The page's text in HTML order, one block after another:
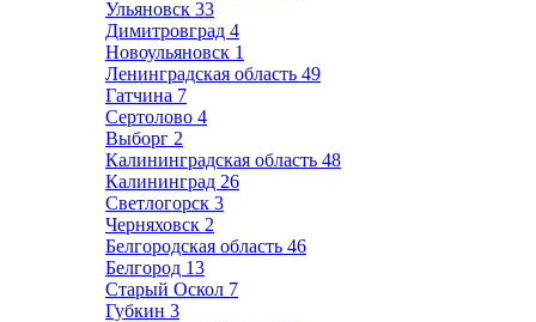
Ульяновск 33
Димитровград 4
Новоульяновск 1
Ленинградская область 49
Гатчина 7
Сертолово 4
Выборг 2
Калининградская область 48
Калининград 26
Светлогорск 3
Черняховск 2
Белгородская область 46
Белгород 13
Старый Оскол 7
Губкин 3